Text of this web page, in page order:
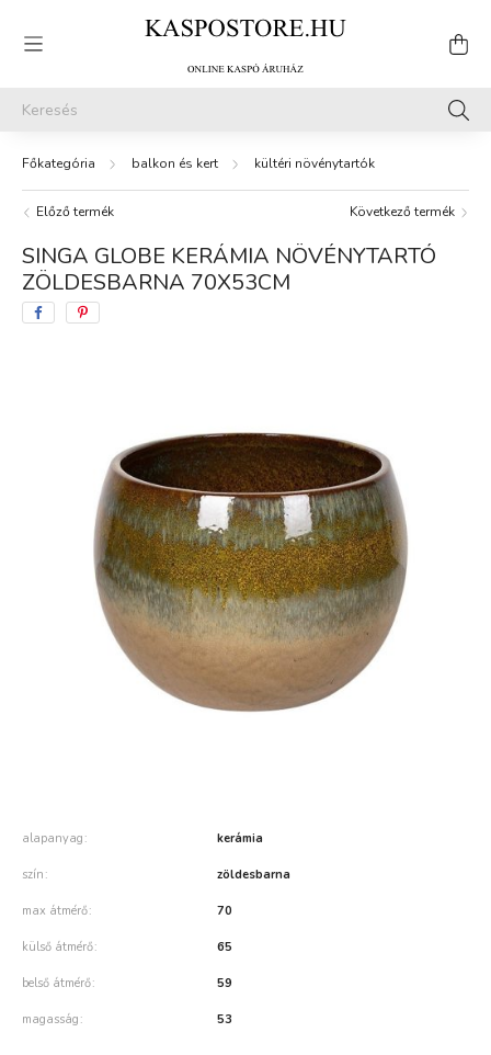
balkon és kert kültéri növénytartók
Előző termék Következő termék
SINGA GLOBE KERÁMIA NÖVÉNYTARTÓ
ZÖLDESBARNA 70X53CM
alapanyag kerámia
szín zöldesbarna
max átmérő 70
külső átmérő 65
belső átmérő 59
magasság 53